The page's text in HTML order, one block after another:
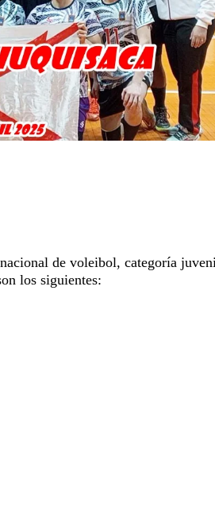
de voleibol, categoría
los siguientes: